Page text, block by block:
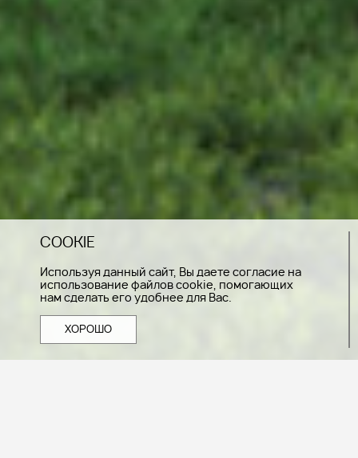
COOKIE
Используя данный сайт, Вы даете согласие на
использование файлов cookie, помогающих
нам сделать его удобнее для Вас.
ХОРОШО